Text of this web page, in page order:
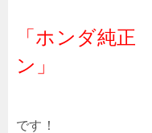
「ホンダ純
ン」
です！